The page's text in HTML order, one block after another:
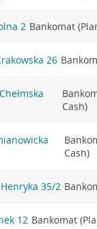
2 Bankomat
26
Cash)
Cash)
35/2
12 Bankomat